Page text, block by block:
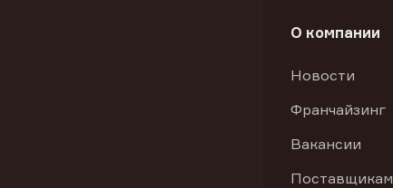
О компании
Новости
Франчайзинг
Вакансии
Поставщикам